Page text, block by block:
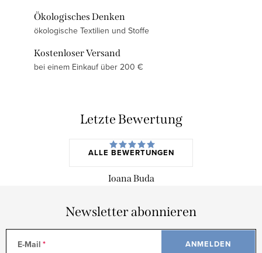
Ökologisches Denken
ökologische Textilien und Stoffe
Kostenloser Versand
bei einem Einkauf über 200 €
Letzte Bewertung
ALLE BEWERTUNGEN
Ioana Buda
Newsletter abonnieren
E-Mail ANMELDEN